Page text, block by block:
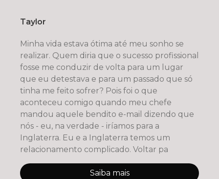
Taylor
Minha vida estava ótima até meu sonho se
realizar. Quem diria que o sucesso profissional
fosse me conduzir de volta para um lugar
que eu detestava e para um passado que só
tinha me feito sofrer? Pois foi o que
aconteceu comigo quando meu chefe
mandou aquele bendito e-mail dizendo que
nós - eu, na verdade - iríamos para a
Inglaterra. Eu e a Inglaterra temos um
relacionamento complicado. Voltar pa
Saiba mais